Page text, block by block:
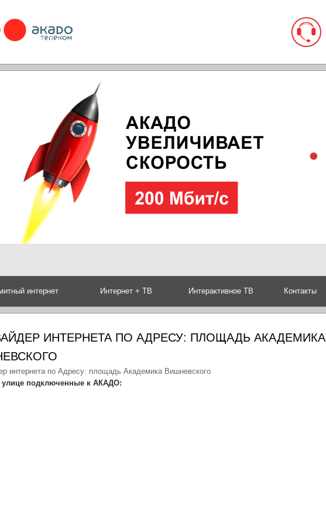
интернет Интернет + ТВ Интерактивное ТВ Контакты
ИНТЕРНЕТА ПО АДРЕСУ: ПЛОЩАДЬ АКАДЕМИКА
интернета по Адресу: площадь Академика Вишневского
подключенные к АКАДО: